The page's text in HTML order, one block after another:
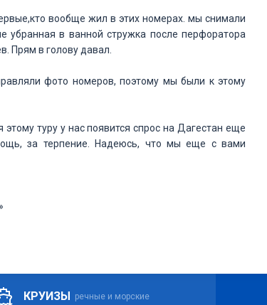
вообще жил в этих номерах. мы снимали
убранная в ванной стружка после перфоратора
Прям в голову давал.
фото номеров, поэтому мы были к этому
туру у нас появится спрос на Дагестан еще
за терпение. Надеюсь, что мы еще с вами
КРУИЗЫ речные и морские